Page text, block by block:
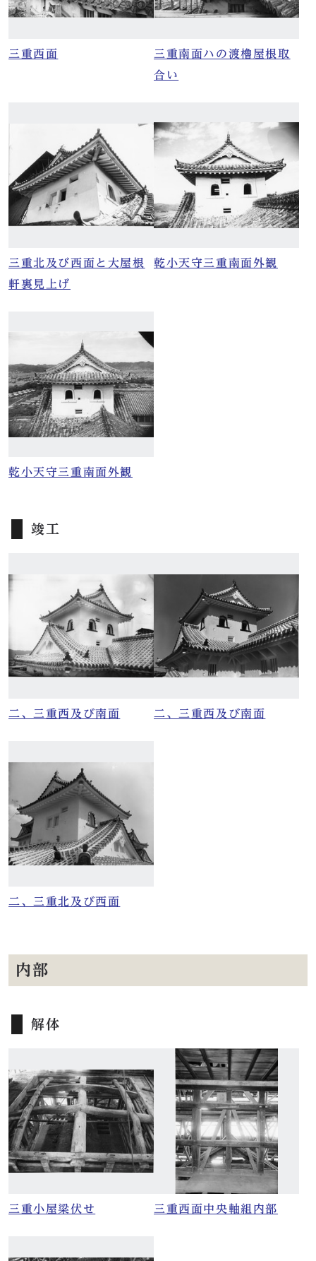
三重西面
三重南面ハの渡櫓屋根取
合い
三重北及び西面と大屋根
軒裏見上げ
乾小天守三重南面外観
乾小天守三重南面外観
竣工
二、三重西及び南面 二、三重西及び南面
二、三重北及び西面
内部
解体
三重小屋梁伏せ 三重西面中央軸組内部